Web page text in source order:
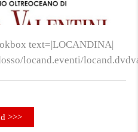
text=|LOCANDINA|
locand.eventi/
>>>